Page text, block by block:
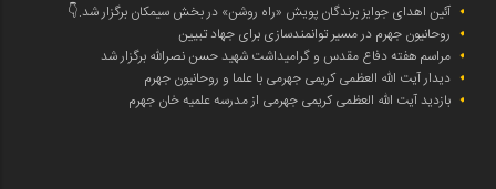
آئین اهدای جوایز برندگان پویش «راه روشن» در بخش سیمکان برگزار شد.👇
روحانیون جهرم در مسیر توانمندسازی برای جهاد تبیین
مراسم هفته دفاع مقدس و گرامیداشت شهید حسن نصرالله برگزار شد
دیدار آیت الله العظمی کریمی جهرمی با علما و روحانیون جهرم
بازدید آیت الله العظمی کریمی جهرمی از مدرسه علمیه خان جهرم